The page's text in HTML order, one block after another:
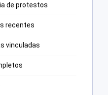
de protestos
recentes
vinculadas